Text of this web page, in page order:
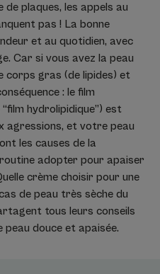
plaques, les appels au
pas ! La bonne
et au quotidien, avec
Car si vous avez la peau
corps gras (de lipides) et
: le film
hydrolipidique”) est
agressions, et votre peau
les causes de la
adopter pour apaiser
crème choisir pour une
de peau très sèche du
tous leurs conseils
douce et apaisée.